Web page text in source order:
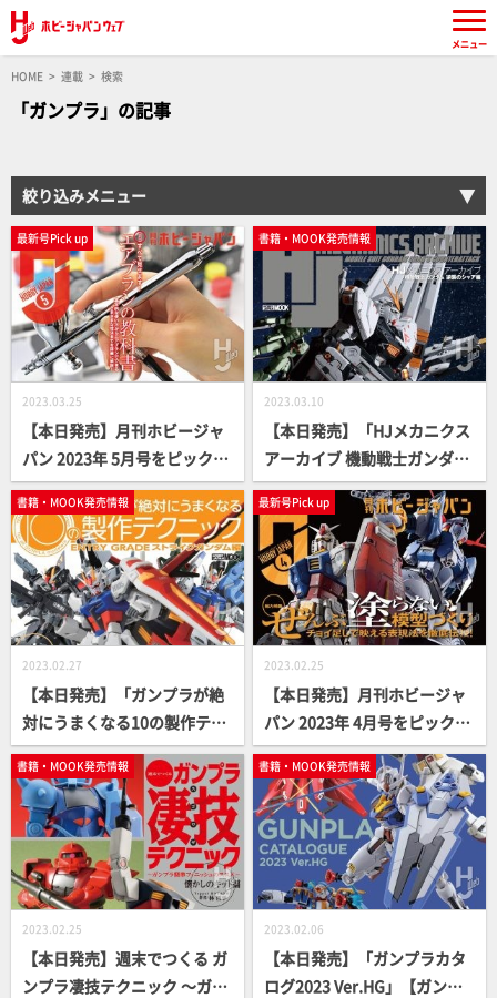
HOME 連載 検索
「ガンプラ」の記事
絞り込みメニュー
最新号Pick up
2023.03.25
【本日発売】月刊ホビージャ
パン 2023年 5月号をピックア
ップ！
書籍・MOOK発売情報
2023.03.10
【本日発売】「HJメカニクス
アーカイブ 機動戦士ガンダム
逆襲のシャア編」【逆シャ
ア】
書籍・MOOK発売情報
2023.02.27
【本日発売】「ガンプラが絶
対にうまくなる10の製作テク
ニック ENTRY GRADE ストラ
イクガンダム編」【How T
o】
最新号Pick up
2023.02.25
【本日発売】月刊ホビージャ
パン 2023年 4月号をピックア
ップ！
書籍・MOOK発売情報
2023.02.25
【本日発売】週末でつくる ガ
ンプラ凄技テクニック ～ガン
書籍・MOOK発売情報
2023.02.06
【本日発売】「ガンプラカタ
ログ2023 Ver.HG」【ガンダ
メニュー